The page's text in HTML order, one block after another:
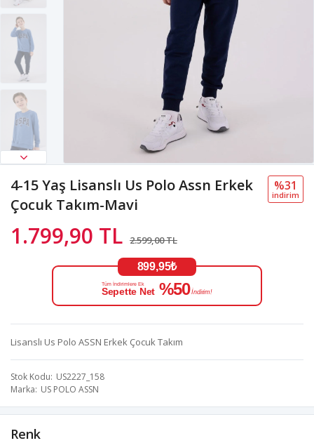
4-15 Yaş Lisanslı Us Polo Assn Erkek
Çocuk Takım-Mavi
1.799,90 TL 2.599,00 TL
%31
i̇ndi̇ri̇m
899,95₺
Tüm İndirimlere Ek
Sepette Net %50 İndirim!
Lisanslı Us Polo ASSN Erkek Çocuk Takım
Stok Kodu US2227_158
Marka US POLO ASSN
Renk